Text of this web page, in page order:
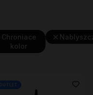
Chroniace
kolor
OUTLET